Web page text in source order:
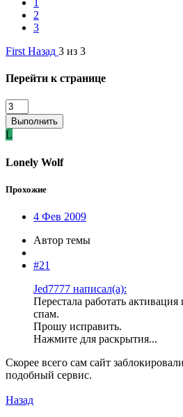
2
3
First Назад 3 из 3
Перейти к странице
Выполнить
L
Lonely Wolf
Прохожие
4 Фев 2009
Автор темы
#21
Jed7777 написал(а):
Перестала работать
спам.
Прошу исправить.
Нажмите для раскрытия...
Скорее всего сам сайт
подобный сервис.
Назад